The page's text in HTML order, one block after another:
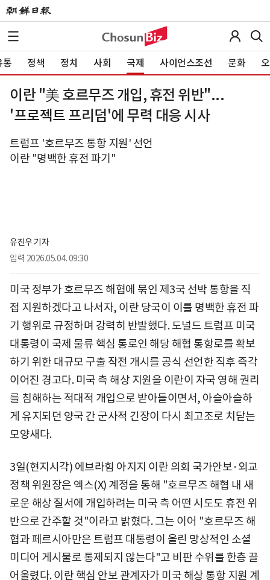
통 정책 정치 사회 국제 사이언스조선 문화
이란 "美 호르무즈 개입, 휴전 위반"...
'프로젝트 프리덤'에 무력 대응 시사
트럼프 '호르무즈 통항 지원' 선언
이란 "명백한 휴전 파기"
유진우 기자
입력 2026.05.04. 09:30
미국 정부가 호르무즈 해협에 묶인 제3국 선박 통항을 직
접 지원하겠다고 나서자, 이란 당국이 이를 명백한 휴전 파
기 행위로 규정하며 강력히 반발했다. 도널드 트럼프 미국
대통령이 국제 물류 핵심 통로인 해당 해협 통항로를 확보
하기 위한 대규모 구출 작전 개시를 공식 선언한 직후 즉각
이어진 경고다. 미국 측 해상 지원을 이란이 자국 영해 권리
를 침해하는 적대적 개입으로 받아들이면서, 아슬아슬하
게 유지되던 양국 간 군사적 긴장이 다시 최고조로 치닫는
모양새다.
3일(현지시각) 에브라힘 아지지 이란 의회 국가안보·외교
정책 위원장은 엑스(X) 계정을 통해 "호르무즈 해협 내 새
로운 해상 질서에 개입하려는 미국 측 어떤 시도도 휴전 위
반으로 간주할 것"이라고 밝혔다. 그는 이어 "호르무즈 해
협과 페르시아만은 트럼프 대통령이 올린 망상적인 소셜
미디어 게시물로 통제되지 않는다"고 비판 수위를 한층 끌
어올렸다. 이란 핵심 안보 관계자가 미국 해상 통항 지원 계